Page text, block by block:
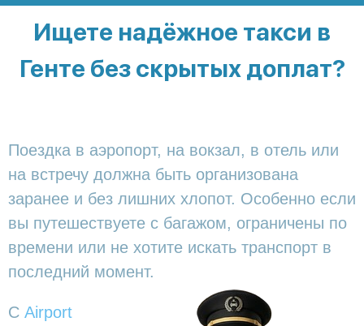
Ищете надёжное такси в
Генте без скрытых доплат?
Поездка в аэропорт, на вокзал, в отель или
на встречу должна быть организована
заранее и без лишних хлопот. Особенно если
вы путешествуете с багажом, ограничены по
времени или не хотите искать транспорт в
последний момент.
С Airport